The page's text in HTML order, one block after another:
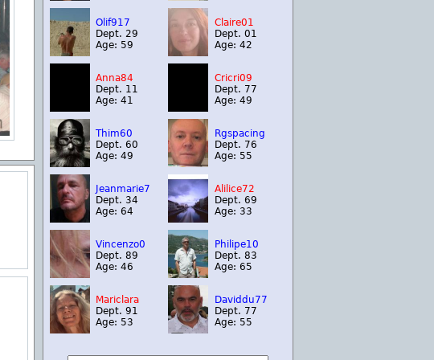
Olif917
Dept. 29
Age: 59
Claire01
Dept. 01
Age: 42
Anna84
Dept. 11
Age: 41
Cricri09
Dept. 77
Age: 49
Thim60
Dept. 60
Age: 49
Rgspacing
Dept. 76
Age: 55
Jeanmarie7
Dept. 34
Age: 64
Alilice72
Dept. 69
Age: 33
Vincenzo0
Dept. 89
Age: 46
Philipe10
Dept. 83
Age: 65
Mariclara
Dept. 91
Age: 53
Daviddu77
Dept. 77
Age: 55